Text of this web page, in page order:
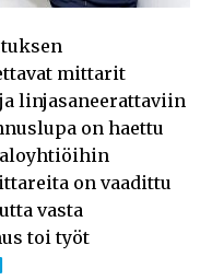
mittarit
linjasaneerattaviin
on haettu
on vaadittu
vasta
toi työt